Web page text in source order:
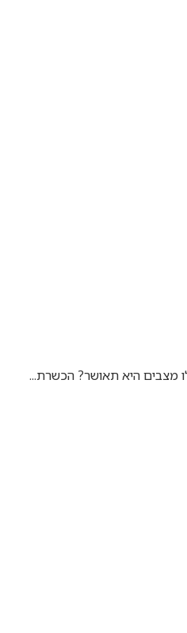
מצבים היא תאושר? הכשרת...